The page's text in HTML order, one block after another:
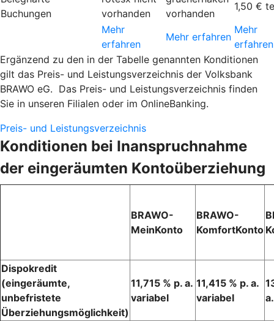
Buchungen
vorhanden
vorhanden
1,50 €
Mehr
erfahren
Mehr erfahren
Mehr
erfahren
Ergänzend zu den in der Tabelle genannten Konditionen
gilt das Preis- und Leistungsverzeichnis der Volksbank
BRAWO eG. Das Preis- und Leistungsverzeichnis finden
Sie in unseren Filialen oder im OnlineBanking.
Preis- und Leistungsverzeichnis
Konditionen bei Inanspruchnahme
der eingeräumten Kontoüberziehung
BRAWO-
MeinKonto
BRAWO-
KomfortKonto
Dispokredit
(eingeräumte,
unbefristete
Überziehungsmöglichkeit)
11,715 % p. a.
variabel
11,415 % p. a.
variabel